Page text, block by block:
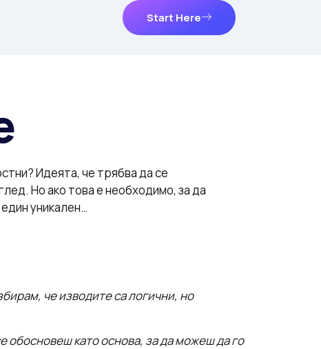
Start Here
Идеята, че трябва да се
Но ако това е необходимо, за да
уникален…
че изводите са логични, но
като основа, за да можеш да го